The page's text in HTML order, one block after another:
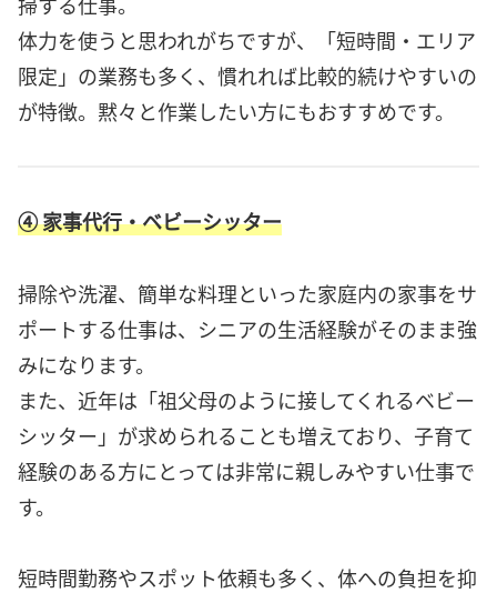
体力を使うと思われがちですが、「短時間・エリア
限定」の業務も多く、慣れれば比較的続けやすいの
が特徴。黙々と作業したい方にもおすすめです。
④ 家事代行・ベビーシッター
掃除や洗濯、簡単な料理といった家庭内の家事をサ
ポートする仕事は、シニアの生活経験がそのまま強
みになります。
また、近年は「祖父母のように接してくれるベビー
シッター」が求められることも増えており、子育て
経験のある方にとっては非常に親しみやすい仕事で
す。
短時間勤務やスポット依頼も多く、体への負担を抑